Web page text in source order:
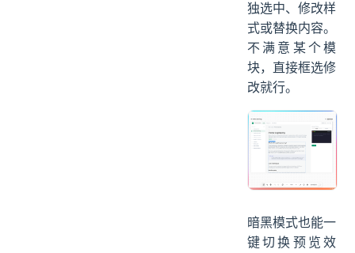
独选中、修改样
式或替换内容。
不满意某个模
块，直接框选修
改就行。
暗黑模式也能一
键切换预览效